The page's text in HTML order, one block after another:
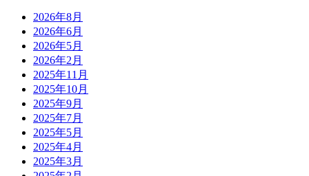
2026年8月
2026年6月
2026年5月
2026年2月
2025年11月
2025年10月
2025年9月
2025年7月
2025年5月
2025年4月
2025年3月